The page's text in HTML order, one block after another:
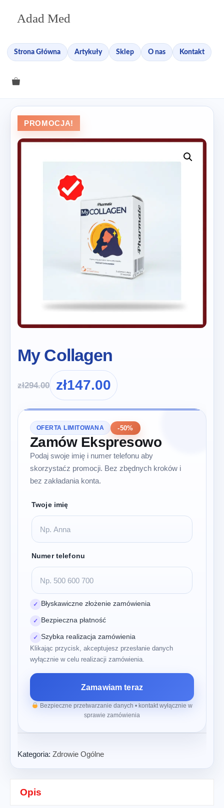
Adad Med
Strona Główna Artykuły Sklep O nas Kontakt
PROMOCJA!
My Collagen
zł294.00 zł147.00
OFERTA LIMITOWANA -50%
Zamów Ekspresowo
Podaj swoje imię i numer telefonu aby
skorzystaćz promocji. Bez zbędnych kroków i
bez zakładania konta.
Twoje imię
Numer telefonu
✓ Błyskawiczne złożenie zamówienia
✓ Bezpieczna płatność
✓ Szybka realizacja zamówienia
Klikając przycisk, akceptujesz przesłanie danych
wyłącznie w celu realizacji zamówienia.
Zamawiam teraz
Bezpieczne przetwarzanie danych • kontakt wyłącznie w
sprawie zamówienia
Kategoria: Zdrowie Ogólne
Opis